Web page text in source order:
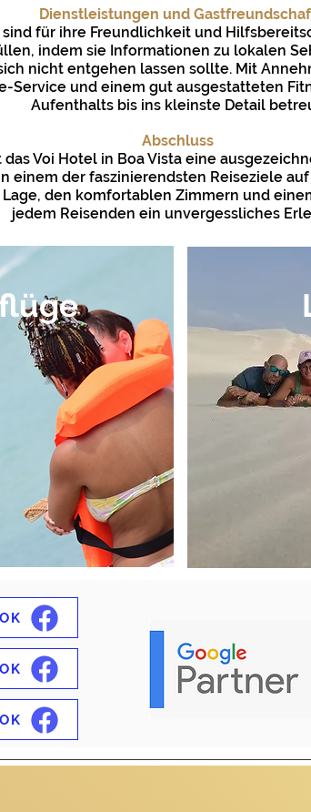
Dienstleistungen und
für ihre Freundlichkeit und
indem sie Informationen zu lokalen
nicht entgehen lassen sollte. Mit
Service und einem gut ausgestatteten
Aufenthalts bis ins kleinste Detail
Abschluss
Voi Hotel in Boa Vista eine
einem der faszinierendsten Reiseziele
den komfortablen Zimmern und
jedem Reisenden ein unvergessliches